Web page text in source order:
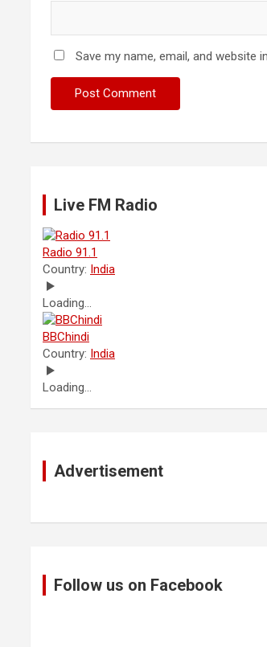
Save my name, email, and
Live FM Radio
Radio 91.1
Country: India
Loading...
BBChindi
Country: India
Loading...
Advertisement
Follow us on Facebook